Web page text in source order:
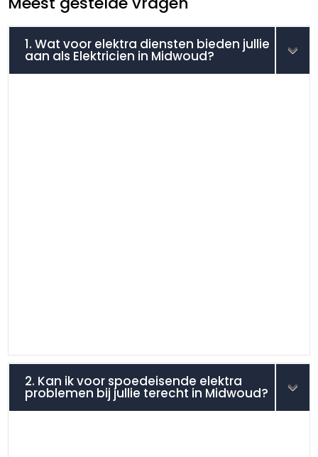
1. Wat voor elektra diensten bieden jullie
aan als Elektricien in Midwoud?
2. Kan ik voor spoedeisende elektra
problemen bij jullie terecht in Midwoud?